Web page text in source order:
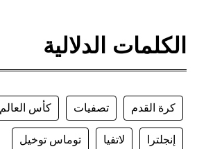
الكلمات الدلالية
كرة القدم تصفيات كأس العالم
إنجلترا لاتفيا توماس توخيل